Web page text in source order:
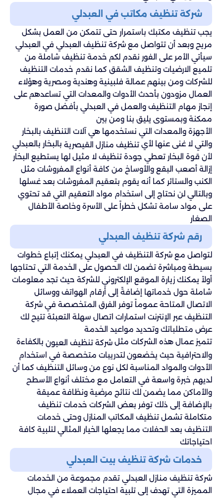
شركة تنظيف مكاتب في العبدلي
يجب تنظيف مكتبك باستمرار حتى تتمكن من العمل بشكل
مريح وبعد أن تتواصل مع شركة تنظيف العبدلي في العبدلي
سيأتي الأمر على الفور نقدم لكم خدمة تنظيف شاملة من
تلميع الارضيات وتنظيف الشقق كما نقدم خدمات التنظيف
للشركات ومن بينهم عمالة فلبينية وهندية ومصرية وهؤلاء
العمال مزودون بأحدث الأدوات والمعدات التي تساعدهم على
إنجاز مهام التنظيف والعمل في العبدلي بأفضل صورة
ممكنة وبمستوى يليق بنا ومن بين
الأجهزة والمعدات التي نستخدمها هي آلات التنظيف بالبخار
والتي لا غنى عنها لأيتنظيف منازل القيصريةبالبخار بالعبدلي
لأن قوة البخار تعطي جودة تنظيف لا مثيل لها يستطيع البخار
إزالة أصعب البقع والأوساخ من كافة أنواع المفروشات مثل
الكنب والستائر كما أنه يقوم بتعقيم المفروشات بعد غسلها
وبالتالي لن نحتاج إلى استخدام مواد التعقيم التي قد تحتوي
على مواد سامة تشكل خطراً على الأسرة وخاصة الأطفال
الصغار
رقم شركة تنظيف العبدلي
لتواصل مع شركة التنظيف في العبدلي يمكنك إتباع خطوات
بسيطة ومباشرة تضمن لك الحصول على الخدمة التي تحتاجها
أولاً يمكنك زيارة الموقع الإلكتروني للشركة حيث تجد معلومات
شاملة حول خدماتها إضافةً إلى أرقام الهواتف ووسائل
الاتصال المتاحة عموماً توفر الفرق المتخصصة في شركة
التنظيف عبر الإنترنت استمارات اتصال سهلة التعبئة تتيح لك
عرض متطلباتك وتحديد مواعيد الخدمة
تتميز عمال هذه الشركات مثل شركة تنظيف العيونبالكفاءة
والاحترافية حيث يخضعون لتدريبات متخصصة في استخدام
الأدوات والمواد المناسبة لكل نوع من وسائل التنظيف كما أن
لديهم خبرة واسعة في التعامل مع مختلف أنواع الأسطح
والأماكن مما يضمن لك نتائج مرضية ونظافة عميقة
بالإضافة إلى ذلك توفر بعض الشركات خدمات تنظيف
متكاملة تشمل تنظيف المكاتب المنازل وحتى خدمات
التنظيف بعد الحفلات مما يجعلها الخيار المثالي لتلبية كافة
احتياجاتك
خدمات شركة تنظيف بيت العبدلي
شركة تنظيف منازل العبدلي تقدم مجموعة من الخدمات
المميزة التي تهدف إلى تلبية احتياجات العملاء في مجال